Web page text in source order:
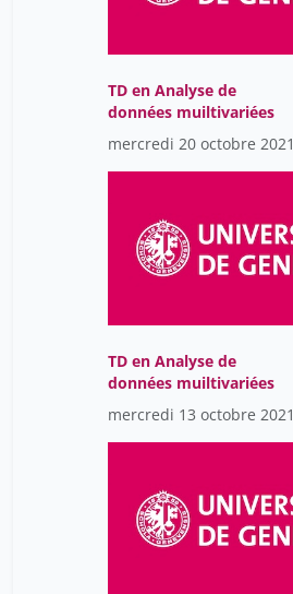
TD en Analyse de
données muiltivariées
mercredi 20 octobre 2021
TD en Analyse de
données muiltivariées
mercredi 13 octobre 2021